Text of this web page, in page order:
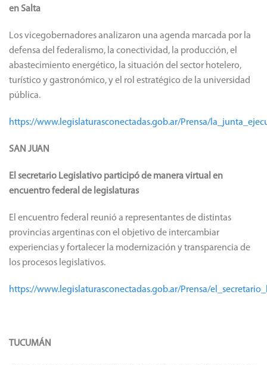
en Salta
Los vicegobernadores analizaron una agenda marcada por la
defensa del federalismo, la conectividad, la producción, el
abastecimiento energético, la situación del sector hotelero,
turístico y gastronómico, y el rol estratégico de la universidad
pública.
https://www.legislaturasconectadas.gob.ar/Prensa/
SAN JUAN
El secretario Legislativo participó de manera virtual en
encuentro federal de legislaturas
El encuentro federal reunió a representantes de distintas
provincias argentinas con el objetivo de intercambiar
experiencias y fortalecer la modernización y transparencia de
los procesos legislativos.
https://www.legislaturasconectadas.gob.ar/Prensa/
TUCUMÁN